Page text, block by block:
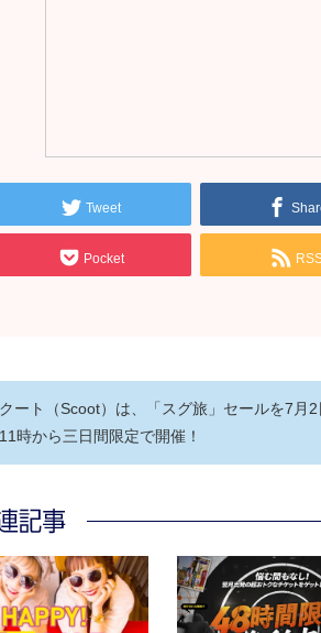
Tweet
Pocket
ート（Scoot）は、「スグ旅」セールを7月
時から三日間限定で開催！